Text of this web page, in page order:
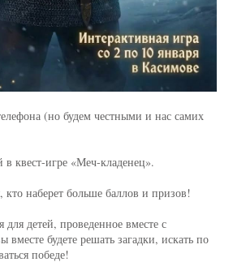
(но будем честными и нас самих
в квест-игре «Меч-кладенец».
кто наберет больше баллов и призов!
для детей, проведенное вместе с
будете решать загадки, искать по
победе!